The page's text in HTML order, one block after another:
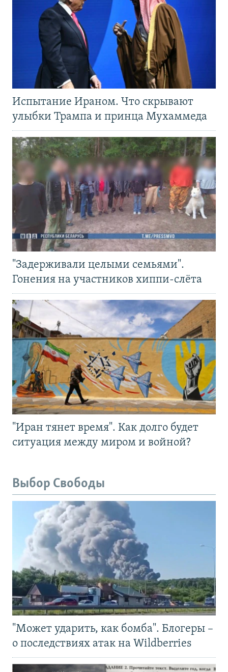
Испытание Ираном. Что скрывают
улыбки Трампа и принца Мухаммеда
"Задерживали целыми семьями".
Гонения на участников хиппи-слёта
"Иран тянет время". Как долго будет
ситуация между миром и войной?
Выбор Свободы
"Может ударить, как бомба". Блогеры –
о последствиях атак на Wildberries